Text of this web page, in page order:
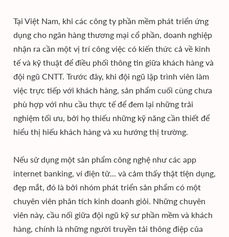
Tại Việt Nam, khi các công ty phần mềm phát triển ứng
dụng cho ngân hàng thương mại cổ phần, doanh nghiệp
nhận ra cần một vị trí công việc có kiến thức cả về kinh
tế và kỹ thuật để điều phối thông tin giữa khách hàng và
đội ngũ CNTT. Trước đây, khi đội ngũ lập trình viên làm
việc trực tiếp với khách hàng, sản phẩm cuối cùng chưa
phù hợp với nhu cầu thực tế để đem lại những trải
nghiệm tối ưu, bởi họ thiếu những kỹ năng cần thiết để
hiểu thị hiếu khách hàng và xu hướng thị trường.
Nếu sử dụng một sản phẩm công nghệ như các app
internet banking, ví điện tử... và cảm thấy thật tiện dụng,
đẹp mắt, đó là bởi nhóm phát triển sản phẩm có một
chuyên viên phân tích kinh doanh giỏi. Những chuyên
viên này, cầu nối giữa đội ngũ kỹ sư phần mềm và khách
hàng, chính là những người truyền tải thông điệp của